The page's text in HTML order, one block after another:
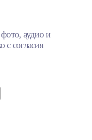
аудио и
с согласия